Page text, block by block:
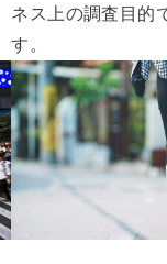
ネス上の調査目的
す。